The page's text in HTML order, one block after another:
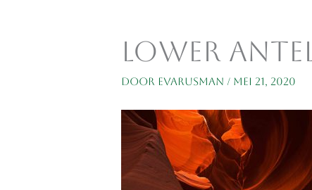
lower
Door EvaRusman / mei 21, 2020